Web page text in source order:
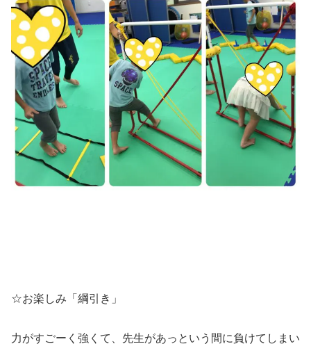
☆お楽しみ「綱引き」
力がすごーく強くて、先生があっという間に負けてしまい